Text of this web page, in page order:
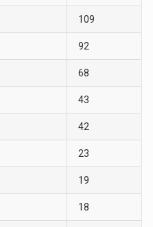
109
92
68
43
42
23
19
18